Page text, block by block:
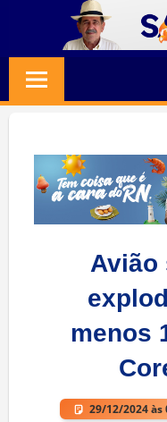
content
Jornalismo
Credibilidade
Avião
menos
29/12/2024 às